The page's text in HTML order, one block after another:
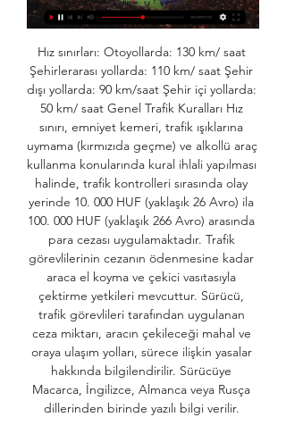
Hız sınırları: Otoyollarda: 130 km/ saat
Şehirlerarası yollarda: 110 km/ saat Şehir
dışı yollarda: 90 km/saat Şehir içi yollarda:
50 km/ saat Genel Trafik Kuralları Hız
sınırı, emniyet kemeri, trafik ışıklarına
uymama (kırmızıda geçme) ve alkollü araç
kullanma konularında kural ihlali yapılması
halinde, trafik kontrolleri sırasında olay
yerinde 10. 000 HUF (yaklaşık 26 Avro) ila
100. 000 HUF (yaklaşık 266 Avro) arasında
para cezası uygulamaktadır. Trafik
görevlilerinin cezanın ödenmesine kadar
araca el koyma ve çekici vasıtasıyla
çektirme yetkileri mevcuttur. Sürücü,
trafik görevlileri tarafından uygulanan
ceza miktarı, aracın çekileceği mahal ve
oraya ulaşım yolları, sürece ilişkin yasalar
hakkında bilgilendirilir. Sürücüye
Macarca, İngilizce, Almanca veya Rusça
dillerinden birinde yazılı bilgi verilir.